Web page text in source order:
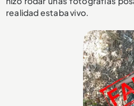
realidad estaba vivo.